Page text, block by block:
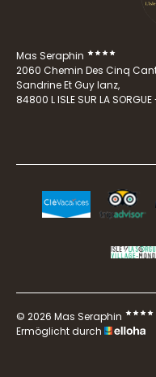
Mas Seraphin
2060 Chemin Des Cinq
Sandrine Et Guy Ianz,
84800 L ISLE SUR LA
© 2026 Mas Seraphin
Ermöglicht durch